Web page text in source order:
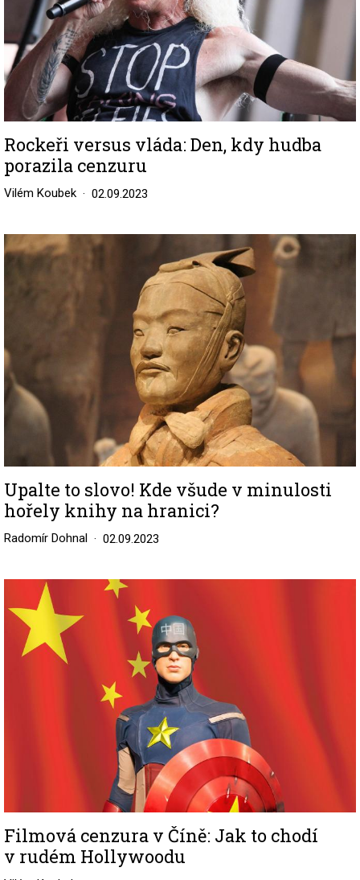
Rockeři versus vláda: Den, kdy hudba
porazila cenzuru
Vilém Koubek 02.09.2023
Image
Upalte to slovo! Kde všude v minulosti
hořely knihy na hranici?
Radomír Dohnal 02.09.2023
Filmová cenzura v Číně: Jak to chodí
v rudém Hollywoodu